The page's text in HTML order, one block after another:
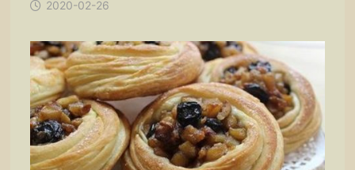
2020-02-26